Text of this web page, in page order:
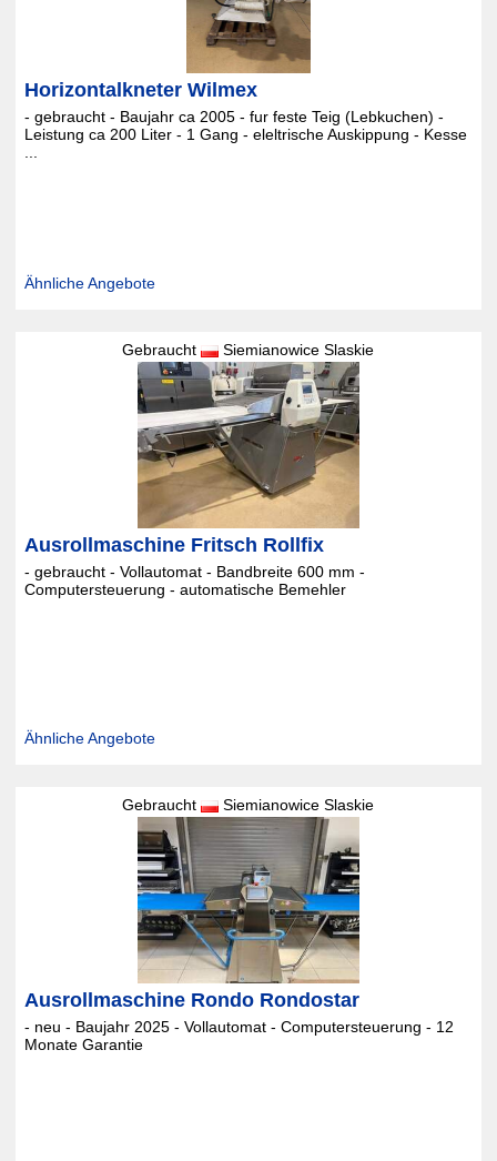
Horizontalkneter Wilmex
- gebraucht - Baujahr ca 2005 - fur feste Teig (Lebkuchen) -
Leistung ca 200 Liter - 1 Gang - eleltrische Auskippung - Kesse
Ähnliche Angebote
Gebraucht Siemianowice Slaskie
Ausrollmaschine Fritsch Rollfix
- gebraucht - Vollautomat - Bandbreite 600 mm -
Computersteuerung - automatische Bemehler
Ähnliche Angebote
Gebraucht Siemianowice Slaskie
Ausrollmaschine Rondo Rondostar
- neu - Baujahr 2025 - Vollautomat - Computersteuerung - 12
Monate Garantie